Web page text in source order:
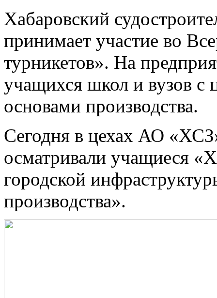
Хабаровский
принимает участие во
турникетов». На
учащихся школ и вузов с
основами производства.
Сегодня в цехах АО
осматривали учащиеся
городской
производства».